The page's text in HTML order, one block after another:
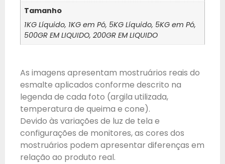
Tamanho
1KG Líquido, 1KG em Pó, 5KG Líquido, 5KG em Pó,
500GR EM LIQUIDO, 200GR EM LIQUIDO
As imagens apresentam mostruários reais do
esmalte aplicados conforme descrito na
legenda de cada foto (argila utilizada,
temperatura de queima e cone).
Devido às variações de luz de tela e
configurações de monitores, as cores dos
mostruários podem apresentar diferenças em
relação ao produto real.